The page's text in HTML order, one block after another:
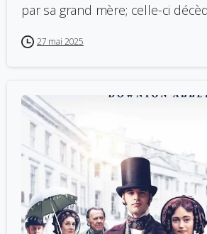
par sa grand mère; celle-ci
27 mai 2025